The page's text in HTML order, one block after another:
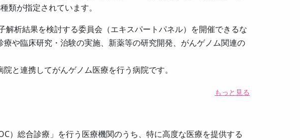
類が指定されています。
解析結果を検討する委員会（エキスパートパネル）を開催できるな
や臨床研究・治験の実施、新薬等の研究開発、がんゲノム関連の
と連携してがんゲノム医療を行う病院です。
もっと見る
）総合診療」を行う医療機関のうち、特に高度な医療を提供する